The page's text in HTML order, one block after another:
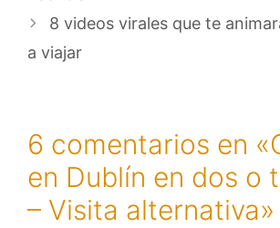
8 videos virales que te
a viajar
6 comentarios en
en Dublín en dos o
– Visita alternativa»